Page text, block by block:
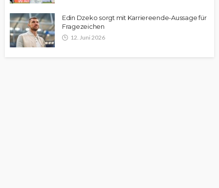
Edin Dzeko sorgt mit Karriereende-Aussage für
Fragezeichen
12. Juni 2026